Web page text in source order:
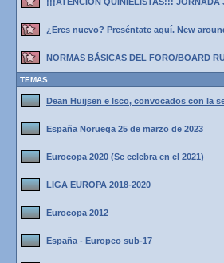
¿Eres nuevo? Preséntate aquí. New
NORMAS BÁSICAS DEL FORO/BOARD
TEMAS
Dean Huijsen e Isco, convocados con la
España Noruega 25 de marzo de 2023
Eurocopa 2020 (Se celebra en el 2021)
LIGA EUROPA 2018-2020
Eurocopa 2012
España - Europeo sub-17